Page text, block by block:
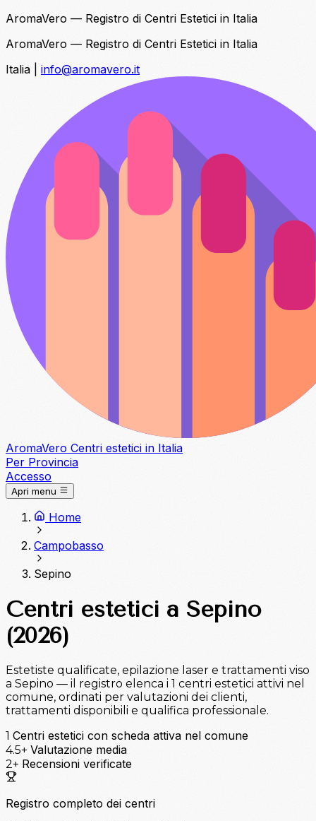
AromaVero — Registro di Centri Estetici in Italia
AromaVero — Registro di Centri Estetici in Italia
Italia
info@aromavero.it
AromaVero Centri estetici in Italia
Per Provincia
Accesso
Apri menu
Home
Campobasso
Sepino
Centri estetici a Sepino
(2026)
Estetiste qualificate, epilazione laser e trattamenti viso
a Sepino — il registro elenca i 1 centri estetici attivi nel
comune, ordinati per valutazioni dei clienti,
trattamenti disponibili e qualifica professionale.
1 Centri estetici con scheda attiva nel comune
4.5+ Valutazione media
2+ Recensioni verificate
Registro completo dei centri